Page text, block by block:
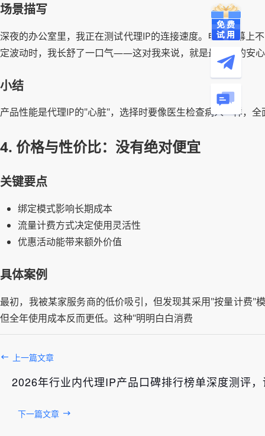
场景描写
深夜的办公室里，我正在测试代理IP的连接速度。电脑屏幕上
定波动时，我长舒了一口气——这对我来说，就是最直观的安
小结
产品性能是代理IP的"心脏"，选择时要像医生检查病人一样，全
4. 价格与性价比：没有绝对便宜
关键要点
绑定模式影响长期成本
流量计费方式决定使用灵活性
优惠活动能带来额外价值
具体案例
最初，我被某家服务商的低价吸引，但发现其采用"按量计费"
但全年使用成本反而更低。这种"明明白白消费
上一篇文章
2026年行业内代理IP产品口碑排行榜单深度测评
下一篇文章